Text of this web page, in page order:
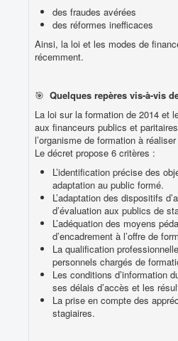
des fraudes avérées
des réformes inefficaces
Ainsi, la loi et les modes de
récemment.
🎯 Quelques repères vis-à-vis
La loi sur la formation de 2014 et
aux financeurs publics et
l’organisme de formation à
Le décret propose 6 critères :
L’identification précise des
adaptation au public formé.
L’adaptation des dispositifs
d’évaluation aux publics de
L’adéquation des moyens
d’encadrement à l’offre de
La qualification
personnels chargés de
Les conditions d’information
ses délais d’accès et les
La prise en compte des
stagiaires.